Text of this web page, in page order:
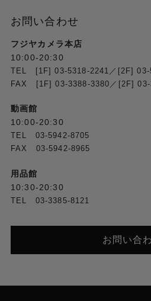
お問い合わせ
フジヤカメラ本店
10:00-20:30
TEL [1F] 03-5318-2241／[2F] 03-
FAX [1F] 03-3388-3380／[2F] 03-
動画館
10:00-20:30
TEL 03-5942-8705
FAX 03-5942-8965
用品館
10:30-20:30
TEL 03-3385-8121
お問い合